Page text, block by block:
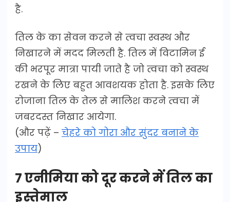
है.
तिल के का सेवन करने से त्वचा स्वस्थ और
निखारने में मदद मिलती है. तिल में विटामिन ई
की भरपूर मात्रा पायी जाते है जो त्वचा को स्वस्थ
रखने के लिए बहुत आवशयक होता है. इसके लिए
रोजाना तिल के तेल से मालिश करने त्वचा में
जबरदस्त निखार आयेगा.
(और पढ़ें – चेहरे को गोरा और सुंदर बनाने के
उपाय)
7 एनीमिया को दूर करने में तिल का
इस्तेमाल